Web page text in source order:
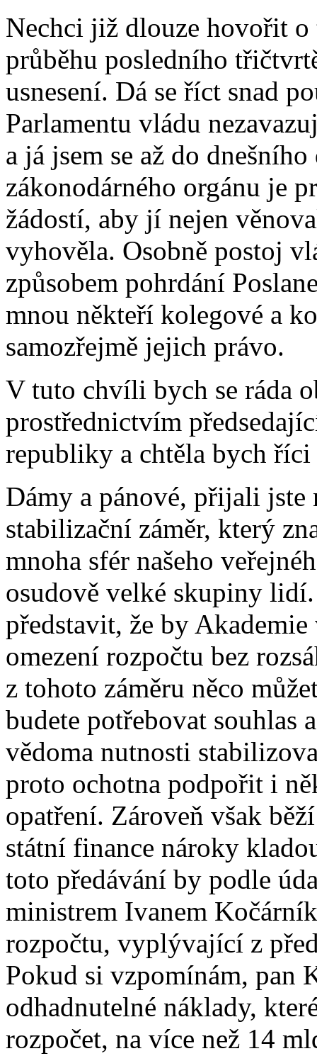
Nechci již dlouze hovořit o
průběhu posledního
usnesení. Dá se říct snad
Parlamentu vládu
a já jsem se až do
zákonodárného orgánu je
žádostí, aby jí nejen
vyhověla. Osobně postoj
způsobem pohrdání
mnou někteří kolegové a
samozřejmě jejich právo.
V tuto chvíli bych se ráda
prostřednictvím
republiky a chtěla bych
Dámy a pánové, přijali jste
stabilizační záměr, který
mnoha sfér našeho
osudově velké skupiny
představit, že by
omezení rozpočtu bez
z tohoto záměru něco
budete potřebovat souhlas
vědoma nutnosti
proto ochotna podpořit i
opatření. Zároveň však
státní finance nároky
toto předávání by podle
ministrem Ivanem
rozpočtu, vyplývající z
Pokud si vzpomínám, pan
odhadnutelné náklady,
rozpočet, na více než 14